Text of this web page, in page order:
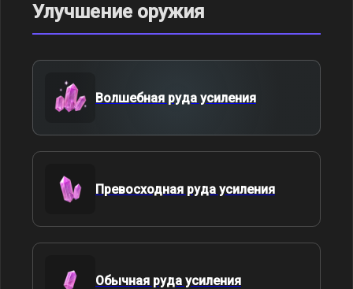
Улучшение оружия
Волшебная руда усиления
Превосходная руда усиления
Обычная руда усиления